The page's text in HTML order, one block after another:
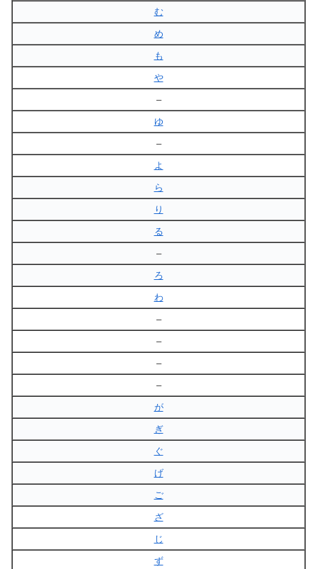
む
め
も
や
–
ゆ
–
よ
ら
り
る
–
ろ
わ
–
–
–
–
が
ぎ
ぐ
げ
ご
ざ
じ
ず